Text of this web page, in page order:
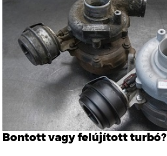
Bontott vagy felújított turbó?